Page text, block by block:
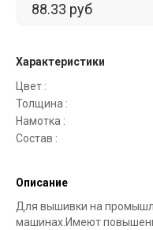
88.33 руб
Характеристики
Цвет :
Толщина :
Намотка :
Состав :
Описание
Для вышивки на
машинах.Имеют